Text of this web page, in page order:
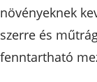
növényeknek
szerre és
fenntartható